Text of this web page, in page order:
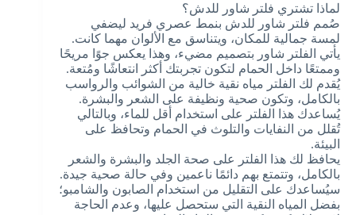
لماذا تشتري فلتر شاور للدش؟
صُمم فلتر شاور للدش بنمط عصري فريد ليضفي
لمسة جمالية للمكان، ويتناسق مع الألوان مهما كانت.
يأتي الفلتر شاور بتصميم مضيء، وهذا يعكس جوًا مريحًا
وممتعًا داخل الحمام لتكون تجربتك أكثر انتعاشًا ومُتعة.
يُقدم لك الفلتر مياه نقية خالية من الشوائب والرواسب
بالكامل، وتكون صحية ونظيفة على الشعر والبشرة.
يُساعدك هذا الفلتر على استخدام أقل للماء، وبالتالي
تُقلل من النفايات والتلوث في الحمام وتحافظ على
البيئة.
يحافظ لك هذا الفلتر على صحة الجلد والبشرة والشعر
بالكامل، وتتمتع بهم دائمًا ناعمين وفي حالة صحية جيدة.
سيُساعدك على التقليل من استخدام الصابون والشامبو؛
بفضل المياه النقية التي ستحصل عليها، وعدم الحاجة